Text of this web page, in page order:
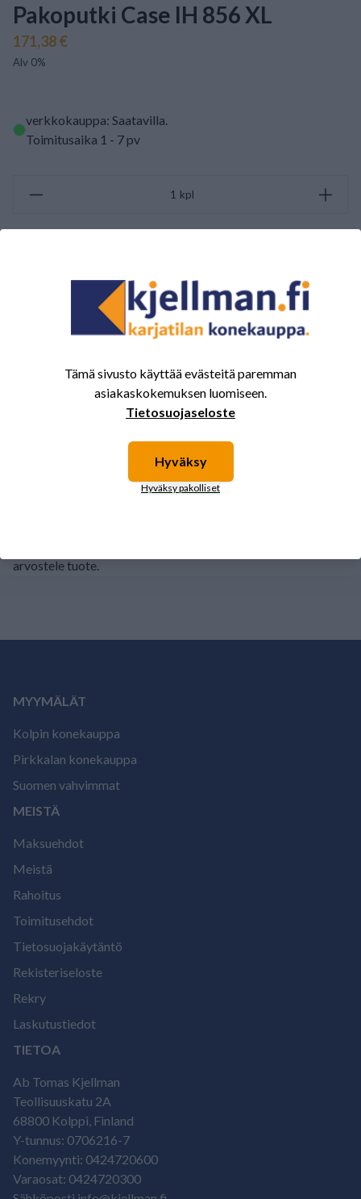
Pakoputki Case IH 856 XL
171,38 €
Alv 0%
verkkokauppa: Saatavilla.
Toimitusaika 1 - 7 pv
kpl
ARVOSTELUJEN YHTEENVETO
(0/5) Yhteensä 0 Arvostelut
arvostele tuote.
MYYMÄLÄT
Kolpin konekauppa
Pirkkalan konekauppa
Suomen vahvimmat
MEISTÄ
Maksuehdot
Meistä
Rahoitus
Toimitusehdot
Tietosuojakäytäntö
Rekisteriseloste
Rekry
Laskutustiedot
TIETOA
Ab Tomas Kjellman
Teollisuuskatu 2A
68800 Kolppi, Finland
Y-tunnus: 0706216-7
Konemyynti: 0424720600
Varaosat: 0424720300
Tämä sivusto käyttää evästeitä paremman
asiakaskokemuksen luomiseen.
Tietosuojaseloste
Hyväksy
Hyväksy pakolliset